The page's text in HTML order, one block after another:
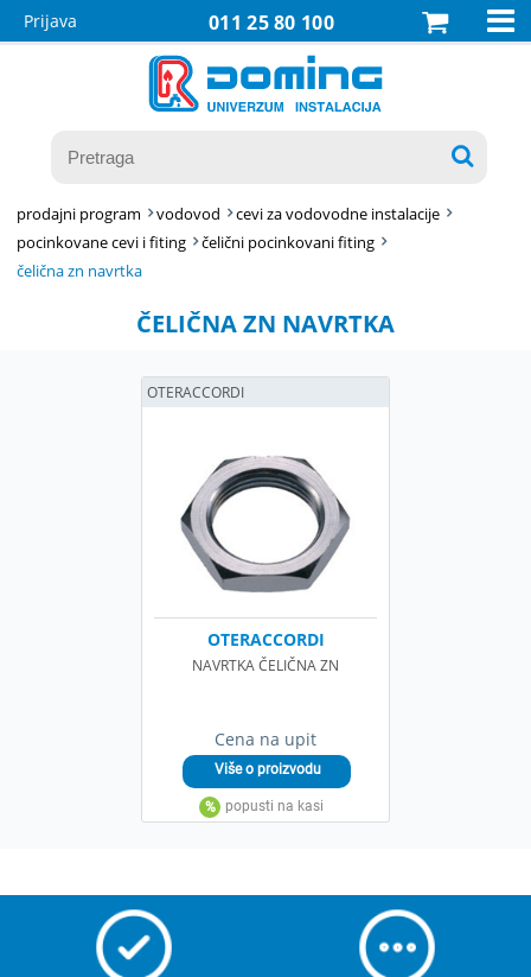
011 25 80 100
Prijava 

prodajni program vodovod
cevi za vodovodne instalacije
pocinkovane cevi i fiting
čelični pocinkovani fiting
čelična zn navrtka
ČELIČNA ZN NAVRTKA
Cena na upit
OTERACCORDI
NAVRTKA ČELIČNA ZN
OTERACCORDI